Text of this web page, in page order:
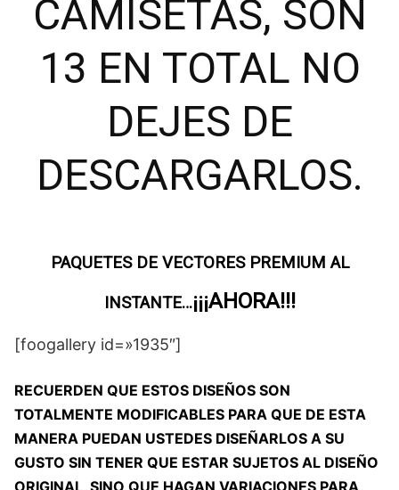
CAMISETAS, SON
13 EN TOTAL NO
DEJES DE
DESCARGARLOS.
PAQUETES DE VECTORES PREMIUM AL
INSTANTE…¡¡¡AHORA!!!
[foogallery id=»1935″]
RECUERDEN QUE ESTOS DISEÑOS SON
TOTALMENTE MODIFICABLES PARA QUE DE ESTA
MANERA PUEDAN USTEDES DISEÑARLOS A SU
GUSTO SIN TENER QUE ESTAR SUJETOS AL DISEÑO
ORIGINAL, SINO QUE HAGAN VARIACIONES PARA